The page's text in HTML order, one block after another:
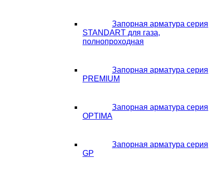
Запорная арматура серия
STANDART для газа,
полнопроходная
Запорная арматура серия
PREMIUM
Запорная арматура серия
OPTIMA
Запорная арматура серия
GP